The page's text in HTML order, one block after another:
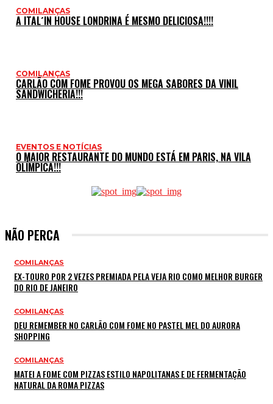
COMILANÇAS
A ITAL´IN HOUSE LONDRINA É MESMO DELICIOSA!!!!
COMILANÇAS
CARLÃO COM FOME PROVOU OS MEGA SABORES DA VINIL
SANDWICHERIA!!!
EVENTOS E NOTÍCIAS
O MAIOR RESTAURANTE DO MUNDO ESTÁ EM PARIS, NA VILA
OLÍMPICA!!!
NÃO PERCA
COMILANÇAS
EX-TOURO POR 2 VEZES PREMIADA PELA VEJA RIO COMO MELHOR BURGER
DO RIO DE JANEIRO
COMILANÇAS
DEU REMEMBER NO CARLÃO COM FOME NO PASTEL MEL DO AURORA
SHOPPING
COMILANÇAS
MATEI A FOME COM PIZZAS ESTILO NAPOLITANAS E DE FERMENTAÇÃO
NATURAL DA ROMA PIZZAS